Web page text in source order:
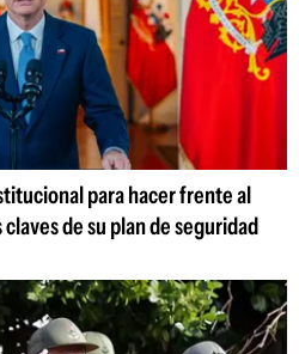
para hacer frente al
de su plan de seguridad